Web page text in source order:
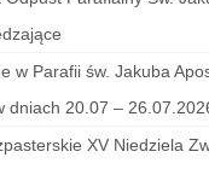
Paschalna 2019
Czwartek 2019
Krzyżowa w parafii św.
w Parafii św. Jakuba
dniach 20.07 –
XV Niedziela